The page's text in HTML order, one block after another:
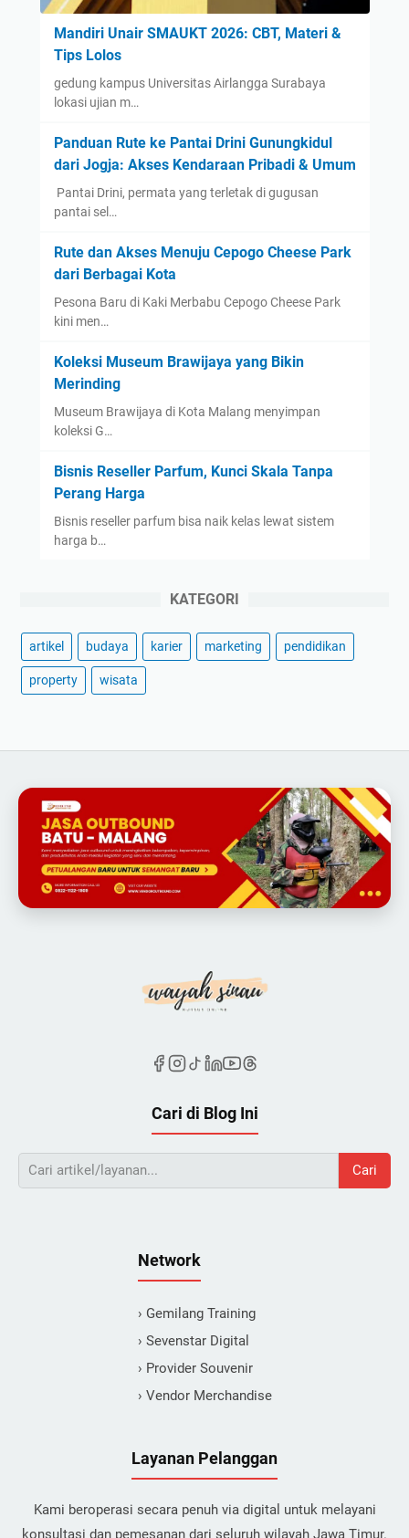
Mandiri Unair SMAUKT 2026: CBT, Materi &
Tips Lolos
gedung kampus Universitas Airlangga Surabaya
lokasi ujian m…
Panduan Rute ke Pantai Drini Gunungkidul
dari Jogja: Akses Kendaraan Pribadi & Umum
​ Pantai Drini, permata yang terletak di gugusan
pantai sel…
Rute dan Akses Menuju Cepogo Cheese Park
dari Berbagai Kota
Pesona Baru di Kaki Merbabu Cepogo Cheese Park
kini men…
Koleksi Museum Brawijaya yang Bikin
Merinding
Museum Brawijaya di Kota Malang menyimpan
koleksi G…
Bisnis Reseller Parfum, Kunci Skala Tanpa
Perang Harga
Bisnis reseller parfum bisa naik kelas lewat sistem
harga b…
KATEGORI
artikel budaya karier marketing pendidikan
property wisata
Cari di Blog Ini
Cari
Network
› Gemilang Training
› Sevenstar Digital
› Provider Souvenir
› Vendor Merchandise
Layanan Pelanggan
Kami beroperasi secara penuh via digital untuk melayani
konsultasi dan pemesanan dari seluruh wilayah Jawa Timur.